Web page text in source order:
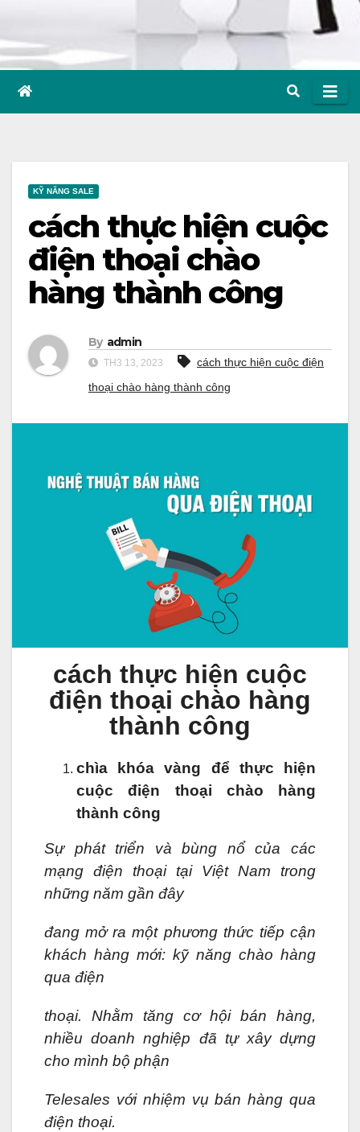
KỸ NĂNG SALE
cách thực hiện cuộc
điện thoại chào
hàng thành công
By admin
TH3 13, 2023
cách thực hiện cuộc điện
thoại chào hàng thành công
cách thực hiện cuộc
điện thoại chào hàng
thành công
chìa khóa vàng để thực hiện
cuộc điện thoại chào hàng
thành công
Sự phát triển và bùng nổ của các
mạng điện thoại tại Việt Nam trong
những năm gần đây
đang mở ra một phương thức tiếp cận
khách hàng mới: kỹ năng chào hàng
qua điện
thoại. Nhằm tăng cơ hội bán hàng,
nhiều doanh nghiệp đã tự xây dựng
cho mình bộ phận
Telesales với nhiệm vụ bán hàng qua
điện thoại.